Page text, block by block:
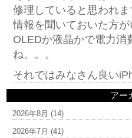
修理していると思われ
情報を聞いておいた方が
OLEDか液晶かで電力消
ね。。。
それではみなさん良い
アー
2026年8月 (14)
2026年7月 (41)